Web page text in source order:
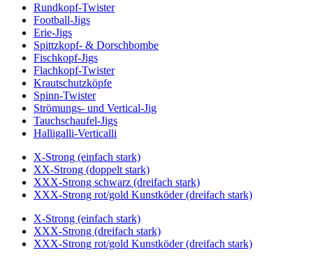
Rundkopf-Twister
Football-Jigs
Erie-Jigs
Spittzkopf- & Dorschbombe
Fischkopf-Jigs
Flachkopf-Twister
Krautschutzköpfe
Spinn-Twister
Strömungs- und Vertical-Jig
Tauchschaufel-Jigs
Halligalli-Verticalli
X-Strong (einfach stark)
XX-Strong (doppelt stark)
XXX-Strong schwarz (dreifach stark)
XXX-Strong rot/gold Kunstköder (dreifach stark)
X-Strong (einfach stark)
XXX-Strong (dreifach stark)
XXX-Strong rot/gold Kunstköder (dreifach stark)